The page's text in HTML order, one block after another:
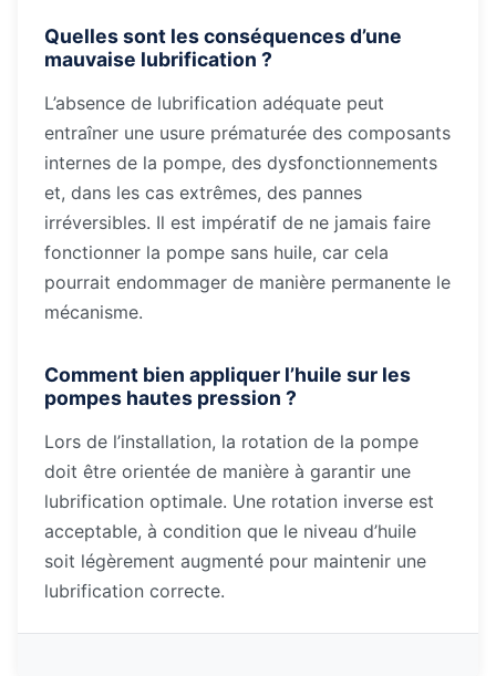
€
.
T
Quelles sont lesconséquences d’une
mauvaise lubrification ?
L’absence de lubrification adéquate peut
entraîner une usure prématurée des composants
internes de la pompe, des dysfonctionnements
et, dans les cas extrêmes, des pannes
irréversibles. Il est impératif de ne jamais faire
fonctionner la pompe sans huile, car cela
pourrait endommager de manière permanente le
mécanisme.
Comment bien appliquer l’huile sur les
pompes hautes pression ?
Lors de l’installation, la rotation de la pompe
doit être orientée de manière à garantir une
lubrification optimale. Une rotation inverse est
acceptable, à condition que le niveau d’huile
soit légèrement augmenté pour maintenir une
lubrification correcte.